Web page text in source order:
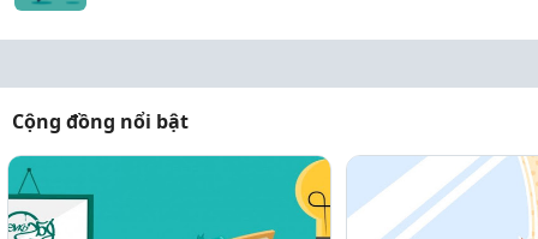
Cộng đồng nổi bật